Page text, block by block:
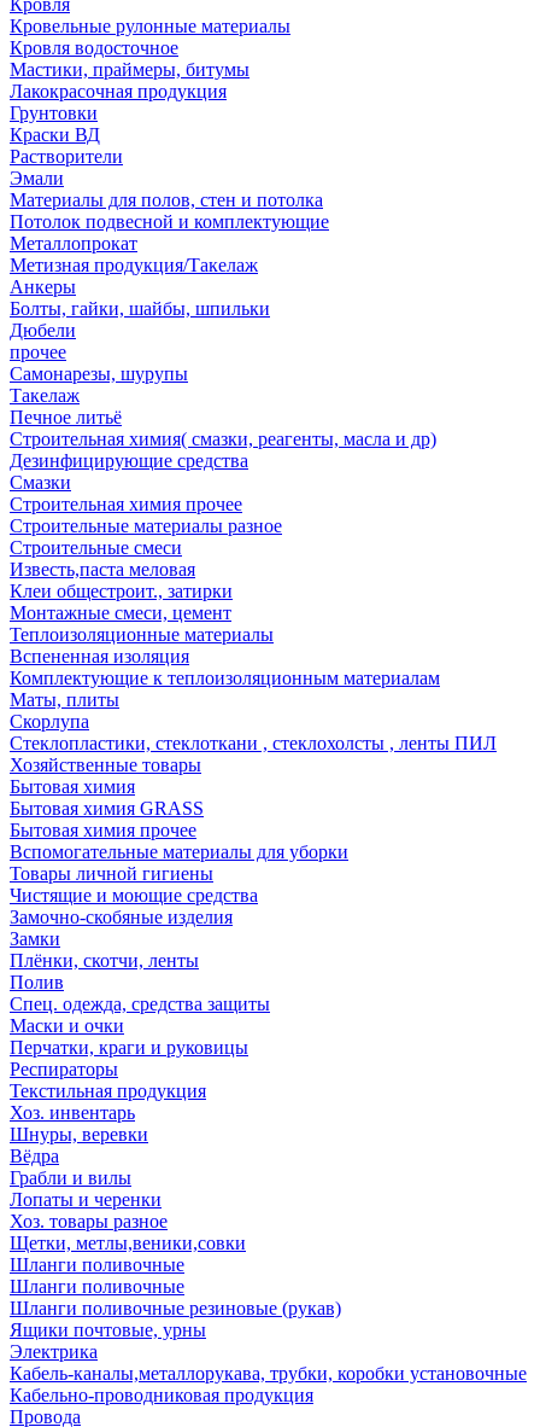
Кровля
Кровельные рулонные материалы
Кровля водосточное
Мастики, праймеры, битумы
Лакокрасочная продукция
Грунтовки
Краски ВД
Растворители
Эмали
Материалы для полов, стен и потолка
Потолок подвесной и комплектующие
Металлопрокат
Метизная продукция/Такелаж
Анкеры
Болты, гайки, шайбы, шпильки
Дюбели
прочее
Самонарезы, шурупы
Такелаж
Печное литьё
Строительная химия( смазки, реагенты, масла и др)
Дезинфицирующие средства
Смазки
Строительная химия прочее
Строительные материалы разное
Строительные смеси
Известь,паста меловая
Клеи общестроит., затирки
Монтажные смеси, цемент
Теплоизоляционные материалы
Вспененная изоляция
Комплектующие к теплоизоляционным материалам
Маты, плиты
Скорлупа
Стеклопластики, стеклоткани , стеклохолсты , ленты ПИЛ
Хозяйственные товары
Бытовая химия
Бытовая химия GRASS
Бытовая химия прочее
Вспомогательные материалы для уборки
Товары личной гигиены
Чистящие и моющие средства
Замочно-скобяные изделия
Замки
Плёнки, скотчи, ленты
Полив
Спец. одежда, средства защиты
Маски и очки
Перчатки, краги и руковицы
Респираторы
Текстильная продукция
Хоз. инвентарь
Шнуры, веревки
Вёдра
Грабли и вилы
Лопаты и черенки
Хоз. товары разное
Щетки, метлы,веники,совки
Шланги поливочные
Шланги поливочные
Шланги поливочные резиновые (рукав)
Ящики почтовые, урны
Электрика
Кабель-каналы,металлорукава, трубки, коробки установочные
Кабельно-проводниковая продукция
Провода